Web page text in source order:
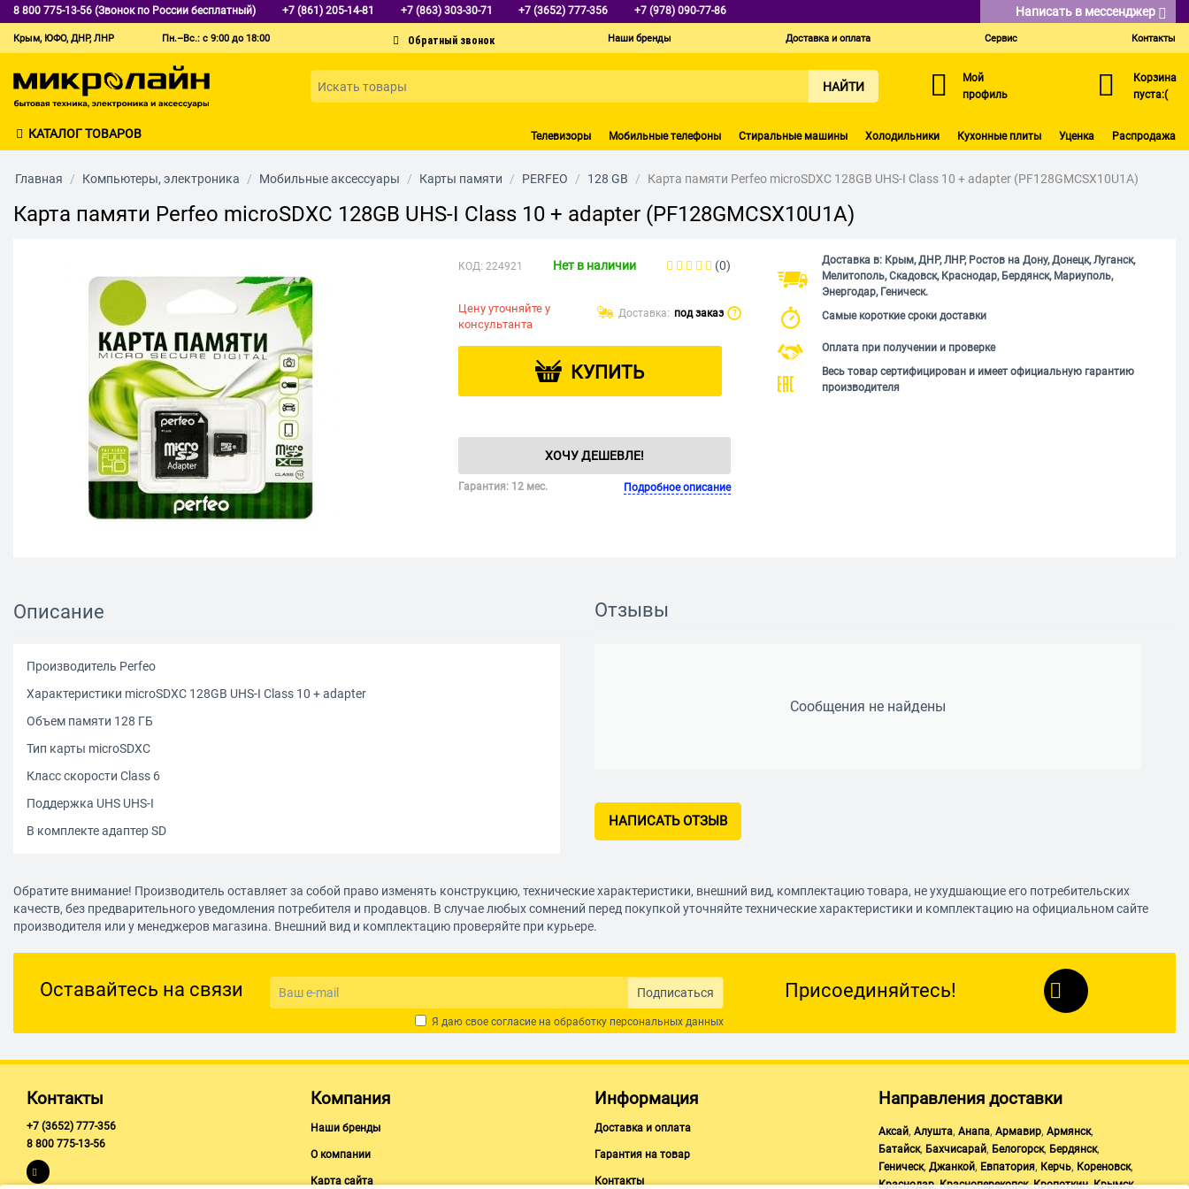
8 800 775-13-56 (Звонок по России бесплатный) +7 (861) 205-14-81 +7 (863) 303-30-71 +7 (3652) 777-356 +7 (978) 090-77-86 Написать в мессенджер
Крым, ЮФО, ДНР, ЛНР Пн.–Вс.: с 9:00 до 18:00 Наши бренды Доставка и оплата Сервис Контакты
НАЙТИ
Мой
профиль
Корзина
пуста:(
КАТАЛОГ ТОВАРОВ Телевизоры Мобильные телефоны Стиральные машины Холодильники Кухонные плиты Уценка Распродажа
Главная / Компьютеры, электроника / Мобильные аксессуары / Карты памяти / PERFEO / 128 GB / Карта памяти Perfeo microSDXC 128GB UHS-I Class 10 + adapter (PF128GMCSX10U1A)
Карта памяти Perfeo microSDXC 128GB UHS-I Class 10 + adapter (PF128GMCSX10U1A)
КОД: 224921 Нет в наличии (0)
Цену уточняйте у
консультанта
Доставка: под заказ ?
КУПИТЬ
ХОЧУ ДЕШЕВЛЕ!
Гарантия: 12 мес. Подробное описание
Доставка в: Крым, ДНР, ЛНР, Ростов на Дону, Донецк, Луганск,
Мелитополь, Скадовск, Краснодар, Бердянск, Мариуполь,
Энергодар, Геническ.
Самые короткие сроки доставки
Оплата при получении и проверке
Весь товар сертифицирован и имеет официальную гарантию
производителя
Описание
Производитель Perfeo
Характеристики microSDXC 128GB UHS-I Class 10 + adapter
Объем памяти 128 ГБ
Тип карты microSDХC
Класс скорости Class 6
Поддержка UHS UHS-I
В комплекте адаптер SD
Отзывы
Сообщения не найдены
НАПИСАТЬ ОТЗЫВ
Обратите внимание! Производитель оставляет за собой право изменять конструкцию, технические характеристики, внешний вид, комплектацию товара, не ухудшающие его потребительских
качеств, без предварительного уведомления потребителя и продавцов. В случае любых сомнений перед покупкой уточняйте технические характеристики и комплектацию на официальном сайте
производителя или у менеджеров магазина. Внешний вид и комплектацию проверяйте при курьере.
Оставайтесь на связи Подписаться
Я даю свое согласие на обработку персональных данных
Присоединяйтесь!
Контакты
+7 (3652) 777-356
8 800 775-13-56
Компания
Наши бренды
О компании
Карта сайта
Информация
Доставка и оплата
Гарантия на товар
Контакты
Направления доставки
Аксай, Алушта, Анапа, Армавир, Армянск,
Батайск, Бахчисарай, Белогорск, Бердянск,
Геническ, Джанкой, Евпатория, Керчь, Кореновск,
Краснодар,Красноперекопск,Кропоткин,Крымск,